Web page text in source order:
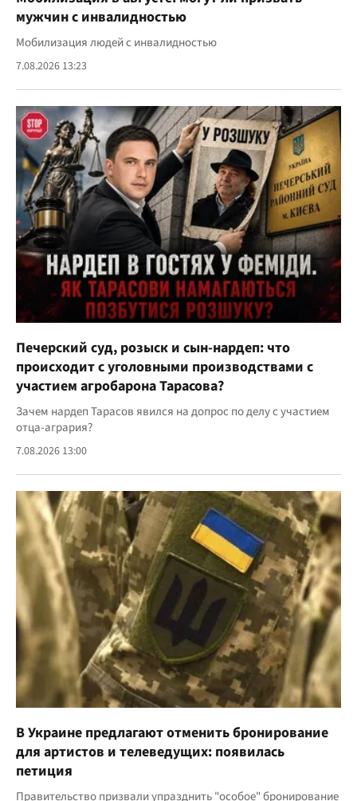
мужчин с инвалидностью
Мобилизация людей с инвалидностью
7.08.2026 13:23
Печерский суд, розыск и сын-нардеп: что
происходит с уголовными производствами с
участием агробарона Тарасова?
Зачем нардеп Тарасов явился на допрос по делу с участием
отца-агрария?
7.08.2026 13:00
В Украине предлагают отменить бронирование
для артистов и телеведущих: появилась
петиция
Правительство призвали упразднить "особое" бронирование